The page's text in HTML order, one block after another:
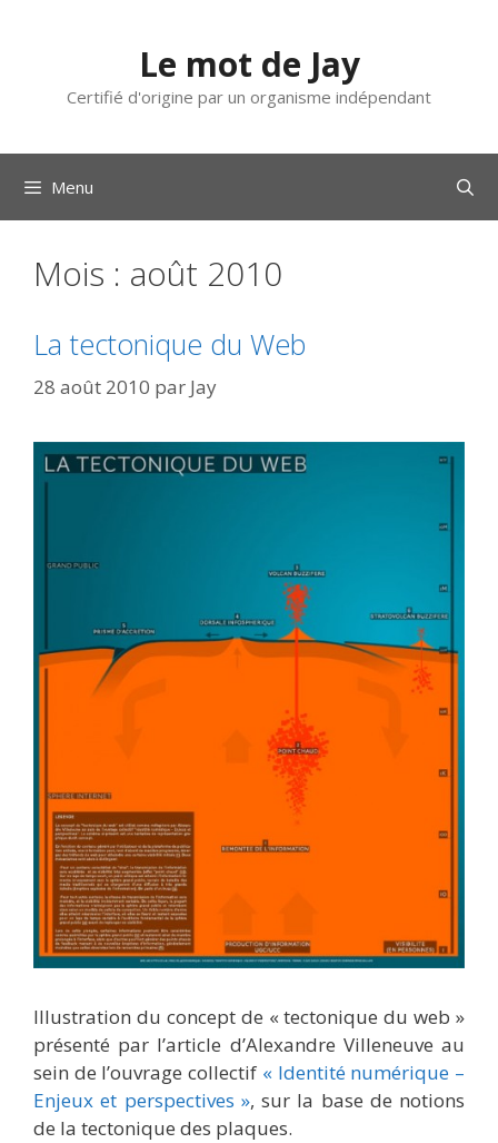
Le mot de Jay
Certifié d'origine par un organisme indépendant
Menu
Mois : août 2010
La tectonique du Web
28 août 2010 par Jay
Illustration du concept de « tectonique du web »
présenté par l’article d’Alexandre Villeneuve au
sein de l’ouvrage collectif « Identité numérique –
Enjeux et perspectives », sur la base de notions
de la tectonique des plaques.